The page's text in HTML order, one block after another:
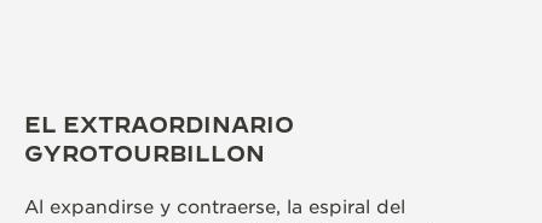
EL EXTRAORDINARIO
GYROTOURBILLON
Al expandirse y contraerse, la espiral del